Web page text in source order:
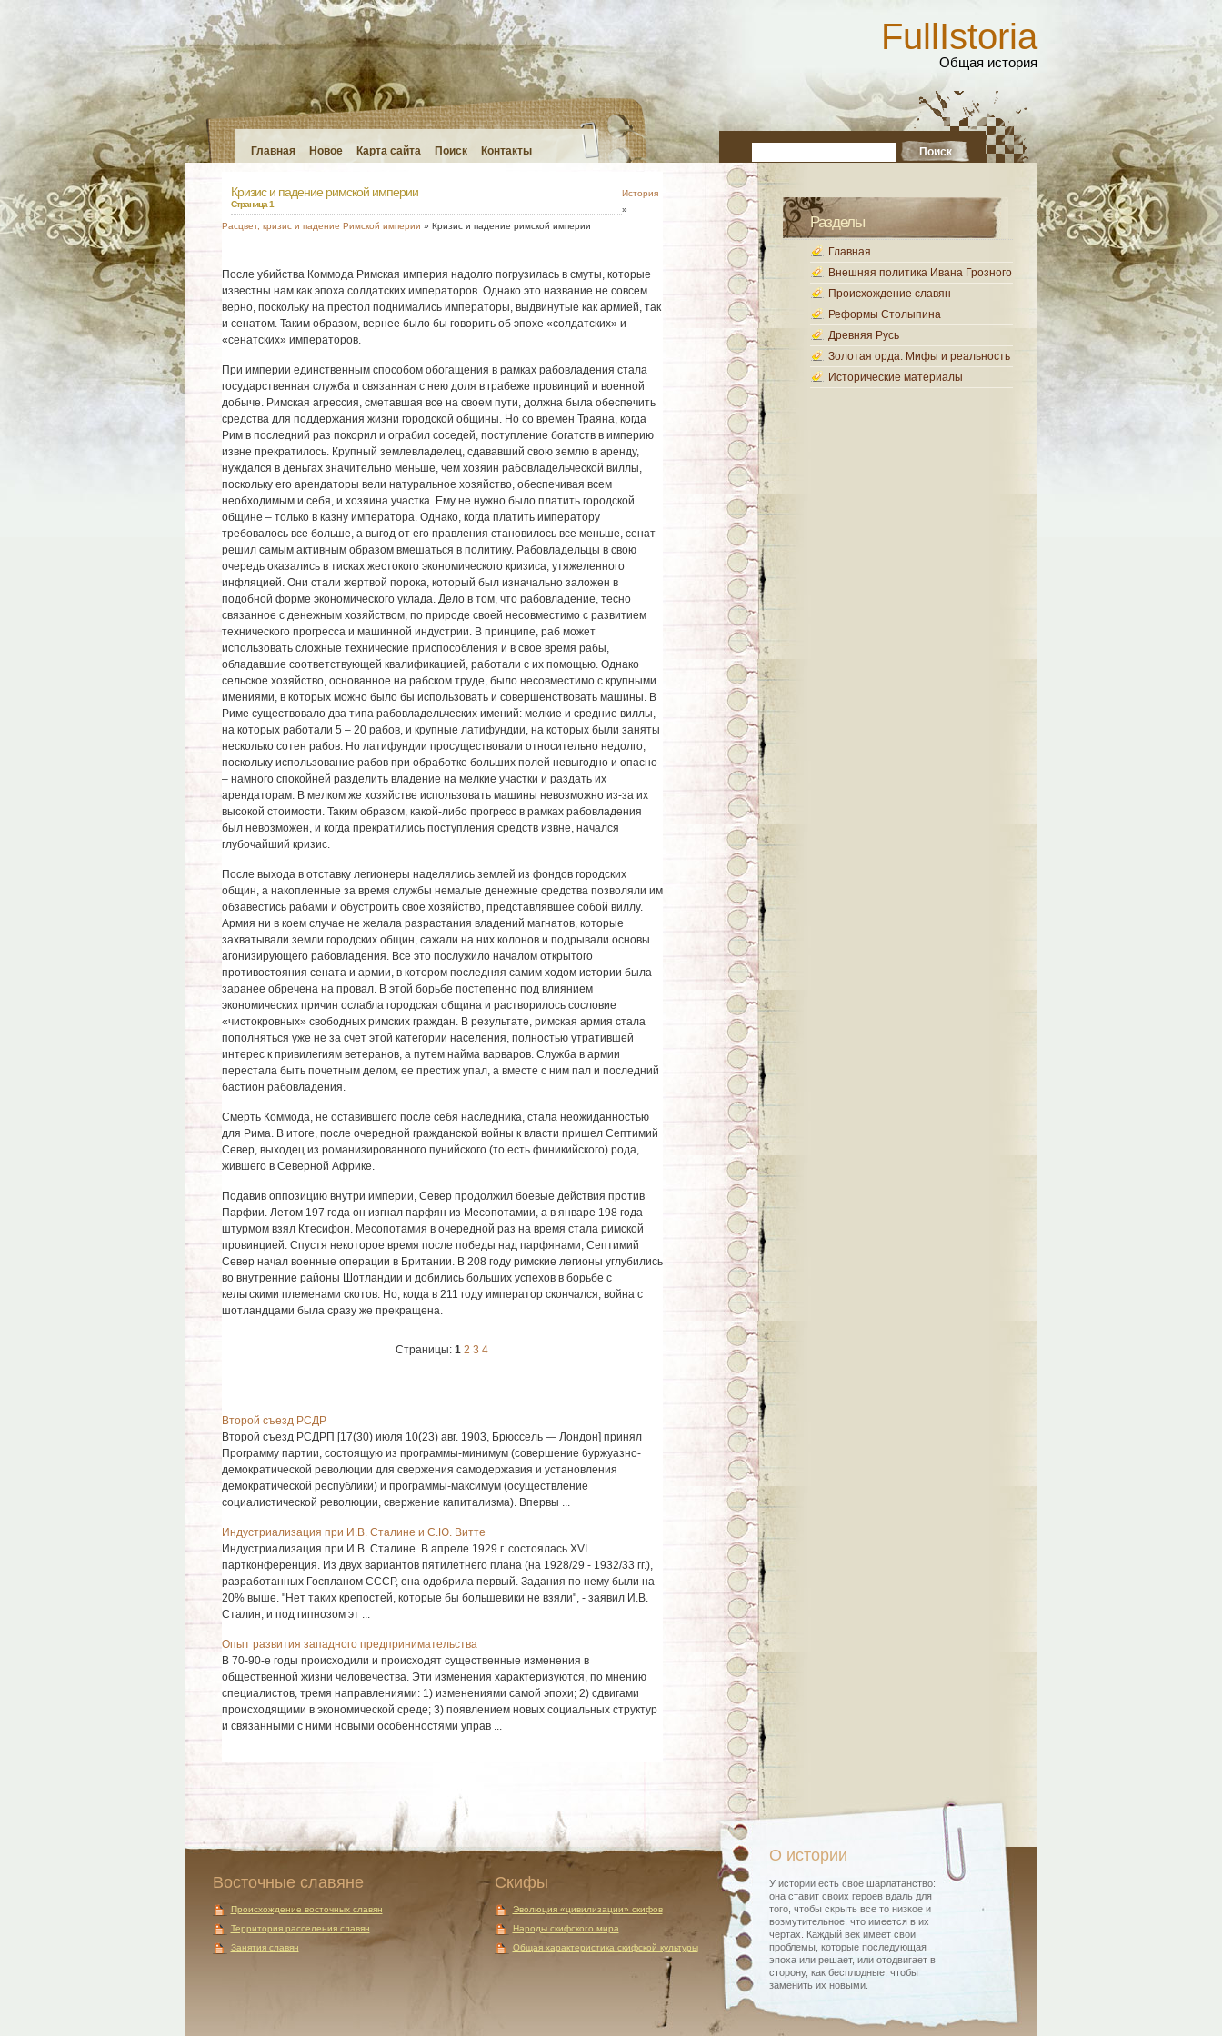
FullIstoria
Общая история
Главная Новое Карта сайта Поиск Контакты
Кризис и падение римской империи
Страница 1
История
»
Расцвет, кризис и падение Римской империи » Кризис и падение римской империи
После убийства Коммода Римская империя надолго погрузилась в смуты, которые
известны нам как эпоха солдатских императоров. Однако это название не совсем
верно, поскольку на престол поднимались императоры, выдвинутые как армией, так
и сенатом. Таким образом, вернее было бы говорить об эпохе «солдатских» и
«сенатских» императоров.
При империи единственным способом обогащения в рамках рабовладения стала
государственная служба и связанная с нею доля в грабеже провинций и военной
добыче. Римская агрессия, сметавшая все на своем пути, должна была обеспечить
средства для поддержания жизни городской общины. Но со времен Траяна, когда
Рим в последний раз покорил и ограбил соседей, поступление богатств в империю
извне прекратилось. Крупный землевладелец, сдававший свою землю в аренду,
нуждался в деньгах значительно меньше, чем хозяин рабовладельческой виллы,
поскольку его арендаторы вели натуральное хозяйство, обеспечивая всем
необходимым и себя, и хозяина участка. Ему не нужно было платить городской
общине – только в казну императора. Однако, когда платить императору
требовалось все больше, а выгод от его правления становилось все меньше, сенат
решил самым активным образом вмешаться в политику. Рабовладельцы в свою
очередь оказались в тисках жестокого экономического кризиса, утяжеленного
инфляцией. Они стали жертвой порока, который был изначально заложен в
подобной форме экономического уклада. Дело в том, что рабовладение, тесно
связанное с денежным хозяйством, по природе своей несовместимо с развитием
технического прогресса и машинной индустрии. В принципе, раб может
использовать сложные технические приспособления и в свое время рабы,
обладавшие соответствующей квалификацией, работали с их помощью. Однако
сельское хозяйство, основанное на рабском труде, было несовместимо с крупными
имениями, в которых можно было бы использовать и совершенствовать машины. В
Риме существовало два типа рабовладельческих имений: мелкие и средние виллы,
на которых работали 5 – 20 рабов, и крупные латифундии, на которых были заняты
несколько сотен рабов. Но латифундии просуществовали относительно недолго,
поскольку использование рабов при обработке больших полей невыгодно и опасно
– намного спокойней разделить владение на мелкие участки и раздать их
арендаторам. В мелком же хозяйстве использовать машины невозможно из-за их
высокой стоимости. Таким образом, какой-либо прогресс в рамках рабовладения
был невозможен, и когда прекратились поступления средств извне, начался
глубочайший кризис.
После выхода в отставку легионеры наделялись землей из фондов городских
общин, а накопленные за время службы немалые денежные средства позволяли им
обзавестись рабами и обустроить свое хозяйство, представлявшее собой виллу.
Армия ни в коем случае не желала разрастания владений магнатов, которые
захватывали земли городских общин, сажали на них колонов и подрывали основы
агонизирующего рабовладения. Все это послужило началом открытого
противостояния сената и армии, в котором последняя самим ходом истории была
заранее обречена на провал. В этой борьбе постепенно под влиянием
экономических причин ослабла городская община и растворилось сословие
«чистокровных» свободных римских граждан. В результате, римская армия стала
пополняться уже не за счет этой категории населения, полностью утратившей
интерес к привилегиям ветеранов, а путем найма варваров. Служба в армии
перестала быть почетным делом, ее престиж упал, а вместе с ним пал и последний
бастион рабовладения.
Смерть Коммода, не оставившего после себя наследника, стала неожиданностью
для Рима. В итоге, после очередной гражданской войны к власти пришел Септимий
Север, выходец из романизированного пунийского (то есть финикийского) рода,
жившего в Северной Африке.
Подавив оппозицию внутри империи, Север продолжил боевые действия против
Парфии. Летом 197 года он изгнал парфян из Месопотамии, а в январе 198 года
штурмом взял Ктесифон. Месопотамия в очередной раз на время стала римской
провинцией. Спустя некоторое время после победы над парфянами, Септимий
Север начал военные операции в Британии. В 208 году римские легионы углубились
во внутренние районы Шотландии и добились больших успехов в борьбе с
кельтскими племенами скотов. Но, когда в 211 году император скончался, война с
шотландцами была сразу же прекращена.
Страницы: 1 2 3 4
Второй съезд РСДР
Второй съезд РСДРП [17(30) июля 10(23) авг. 1903, Брюссель — Лондон] принял
Программу партии, состоящую из программы-минимум (совершение 6уржуазно-
демократической революции для свержения самодержавия и установления
демократической республики) и программы-максимум (осуществление
социалистической революции, свержение капитализма). Впервы ...
Индустриализация при И.В. Сталине и С.Ю. Витте
Индустриализация при И.В. Сталине. В апреле 1929 г. состоялась XVI
партконференция. Из двух вариантов пятилетнего плана (на 1928/29 - 1932/33 гг.),
разработанных Госпланом СССР, она одобрила первый. Задания по нему были на
20% выше. "Нет таких крепостей, которые бы большевики не взяли", - заявил И.В.
Сталин, и под гипнозом эт ...
Опыт развития западного предпринимательства
В 70-90-е годы происходили и происходят существенные изменения в
общественной жизни человечества. Эти изменения характеризуются, по мнению
специалистов, тремя направлениями: 1) изменениями самой эпохи; 2) сдвигами
происходящими в экономической среде; 3) появлением новых социальных структур
и связанными с ними новыми особенностями управ ...
Разделы
Главная
Внешняя политика Ивана Грозного
Происхождение славян
Реформы Столыпина
Древняя Русь
Золотая орда. Мифы и реальность
Исторические материалы
Восточные славяне
Происхождение восточных славян
Территория расселения славян
Занятия славян
Скифы
Эволюция «цивилизации» скифов
Народы скифского мира
Общая характеристика скифской культуры
О истории
У истории есть свое шарлатанство:
она ставит своих героев вдаль для
того, чтобы скрыть все то низкое и
возмутительное, что имеется в их
чертах. Каждый век имеет свои
проблемы, которые последующая
эпоха или решает, или отодвигает в
сторону, как бесплодные, чтобы
заменить их новыми.